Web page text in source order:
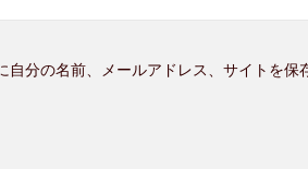
分の名前、メールアドレス、サイトを保